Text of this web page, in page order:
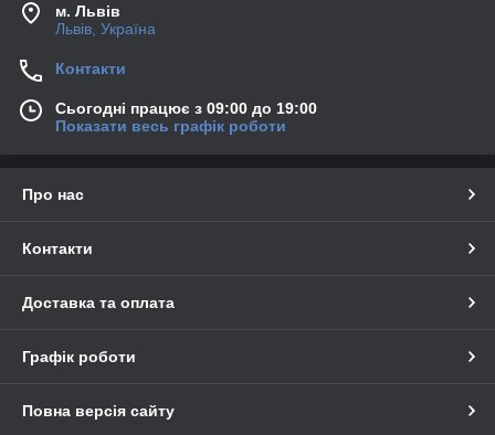
м. Львів
Львів, Україна
Контакти
Сьогодні працює з 09:00 до 19:00
Показати весь графік роботи
Про нас
Контакти
Доставка та оплата
Графік роботи
Повна версія сайту